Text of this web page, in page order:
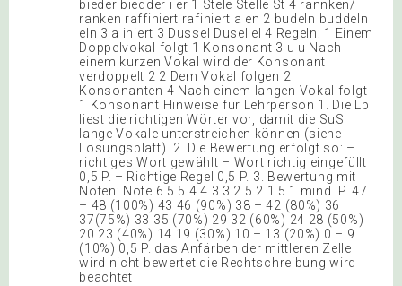
bieder biedder i er 1 Stele Stelle St 4 rannken/
ranken raffiniert rafiniert a en 2 budeln buddeln
eln 3 a iniert 3 Dussel Dusel el 4 Regeln: 1 Einem
Doppelvokal folgt 1 Konsonant 3 u u Nach
einem kurzen Vokal wird der Konsonant
verdoppelt 2 2 Dem Vokal folgen 2
Konsonanten 4 Nach einem langen Vokal folgt
1 Konsonant Hinweise für Lehrperson 1. Die Lp
liest die richtigen Wörter vor, damit die SuS
lange Vokale unterstreichen können (siehe
Lösungsblatt). 2. Die Bewertung erfolgt so: –
richtiges Wort gewählt – Wort richtig eingefüllt
0,5 P. – Richtige Regel 0,5 P. 3. Bewertung mit
Noten: Note 6 5 5 4 4 3 3 2.5 2 1.5 1 mind. P. 47
– 48 (100%) 43 46 (90%) 38 – 42 (80%) 36
37(75%) 33 35 (70%) 29 32 (60%) 24 28 (50%)
20 23 (40%) 14 19 (30%) 10 – 13 (20%) 0 – 9
(10%) 0,5 P. das Anfärben der mittleren Zelle
wird nicht bewertet die Rechtschreibung wird
beachtet